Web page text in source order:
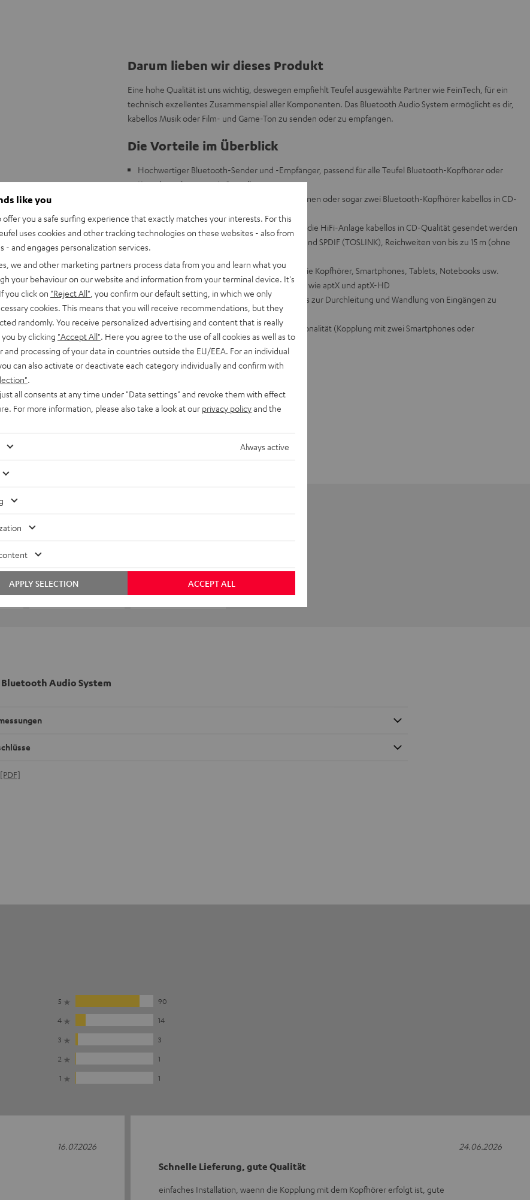
Darum lieben wir dieses Produkt
Eine hohe Qualität ist uns wichtig, deswegen empfiehlt Teufel ausgewählte Partner wie FeinTech, für ein
technisch exzellentes Zusammenspiel aller Komponenten. Das Bluetooth Audio System ermöglicht es dir,
kabellos Musik oder Film- und Game-Ton zu senden oder zu empfangen.
Die Vorteile im Überblick
Hochwertiger Bluetooth-Sender und -Empfänger, passend für alle Teufel Bluetooth-Kopfhörer oder
Komplettanlagen sowie Soundbars
TV- oder Gaming-Ton kann zum Beispiel auf einen oder sogar zwei Bluetooth-Kopfhörer kabellos in CD-
Musik vom Smartphone kann zum Beispiel auf die HiFi-Anlage kabellos in CD-Qualität gesendet werden
Je 2 Eingänge und Ausgänge: 3,5-mm-Klinke und SPDIF (TOSLINK), Reichweiten von bis zu 15 m (ohne
Unterstützt alle gängigen Bluetooth-Geräte wie Kopfhörer, Smartphones, Tablets, Notebooks usw.
Unterstützt zudem hochwertige Audiocodecs wie aptX und aptX-HD
Lippensynchrone Übertragung, Bypass-Modus zur Durchleitung und Wandlung von Eingängen zu
Ausgängen
Unterstützt Multipoint- und Dualpoint-Funktionalität (Kopplung mit zwei Smartphones oder
Wiedergabe an zwei Kopfhörern)
Bluetooth Audio System
5
90
4
14
3
3
2
1
1
1
16.07.2026
Schnelle Lieferung, gute Qualität
einfaches Installation, waenn die Kopplung mit dem Kopfhörer erfolgt ist, gute
24.06.2026
like you
offer you a safe surfing experience that exactly matches your interests. For this
uses cookies and other tracking technologies on these websites - also from
- and engages personalization services.
we and other marketing partners process data from you and learn what you
your behaviour on our website and information from your terminal device. It's
you click on "Reject All" , you confirm our default setting, in which we only
cookies. This means that you will receive recommendations, but they
randomly. You receive personalized advertising and content that is really
by clicking "Accept All" . Here you agree to the use of all cookies as well as to
and processing of your data in countries outside the EU/EEA. For an individual
can also activate or deactivate each category individually and confirm with
all consents at any time under "Data settings" and revoke them with effect
For more information, please also take a look at our privacy policyand the
Always active
ACCEPT ALL
APPLY SELECTION